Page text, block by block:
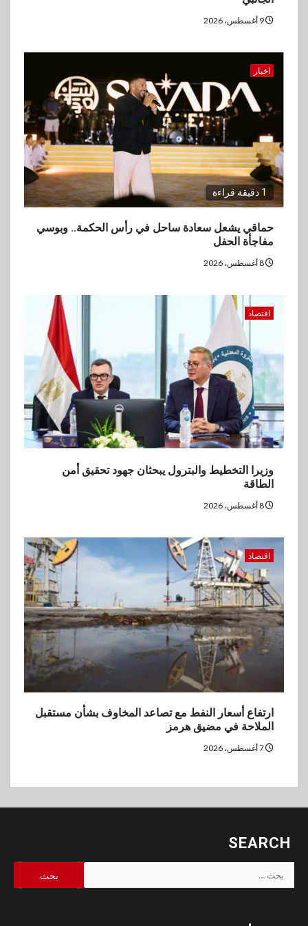
اخبار
1 دقيقة قراءة
حماقي يشعل سعادة ساحل في رأس الحكمة.. وبوسي
مفاجأة الحفل
اقتصاد
وزيرا التخطيط والبترول يبحثان جهود تحقيق أمن
الطاقة
اقتصاد
ارتفاع أسعار النفط مع تصاعد المخاوف بشأن مستقبل
الملاحة في مضيق هرمز
SEARCH
البحث
عن: